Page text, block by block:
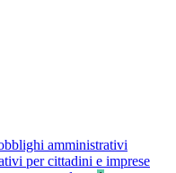
amministrativi
per cittadini e imprese